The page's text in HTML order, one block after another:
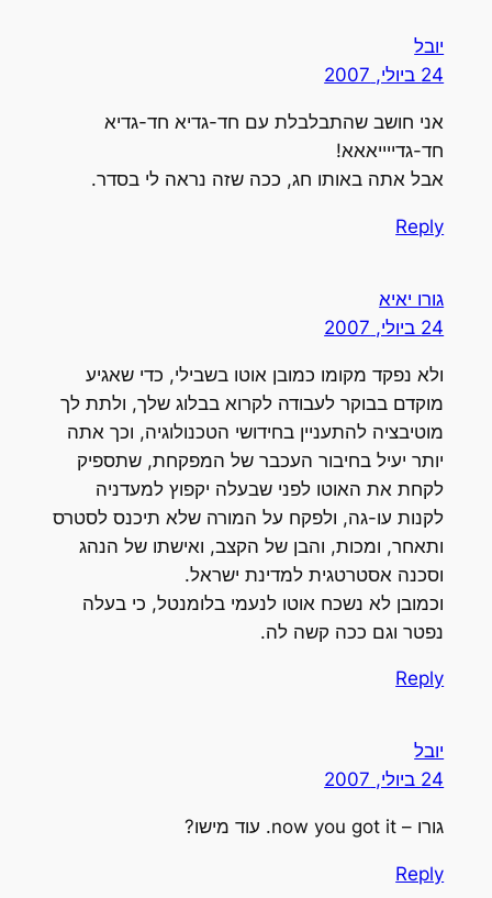
יובל
24 ביולי, 2007
אני חושב שהתבלבלת עם חד-גדיא חד-גדיא
חד-גדייייאאא!
אבל אתה באותו חג, ככה שזה נראה לי בסדר.
Reply
גורו יאיא
24 ביולי, 2007
ולא נפקד מקומו כמובן אוטו בשבילי, כדי שאגיע
מוקדם בבוקר לעבודה לקרוא בבלוג שלך, ולתת לך
מוטיבציה להתעניין בחידושי הטכנולוגיה, וכך אתה
יותר יעיל בחיבור העכבר של המפקחת, שתספיק
לקחת את האוטו לפני שבעלה יקפוץ למעדניה
לקנות עו-גה, ולפקח על המורה שלא תיכנס לסטרס
ותאחר, ומכות, והבן של הקצב, ואישתו של הנהג
וסכנה אסטרטגית למדינת ישראל.
וכמובן לא נשכח אוטו לנעמי בלומנטל, כי בעלה
נפטר וגם ככה קשה לה.
Reply
יובל
24 ביולי, 2007
גורו – now you got it. עוד מישו?
Reply